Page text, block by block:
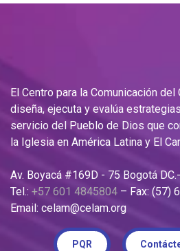
El Centro para la Comunicación
diseña, ejecuta y evalúa
servicio del Pueblo de Dios que
la Iglesia en América Latina y El
Av. Boyacá #169D - 75 Bogotá
Tel.: +57 601 4845804 – Fax:
Email: celam@celam.org
PQR